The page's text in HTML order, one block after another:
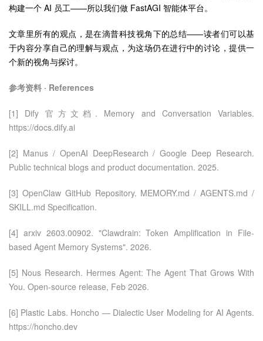
构建一个 AI 员工——所以我们做 FastAGI 智能体平台。
文章里所有的观点，是在滴普科技视角下的总结——读者们可以基
于内容分享自己的理解与观点，为这场仍在进行中的讨论，提供一
个新的视角与探讨。
参考资料 · References
[1] Dify 官方文档. Memory and Conversation Variables.
https://docs.dify.ai
[2] Manus / OpenAI DeepResearch / Google Deep Research.
Public technical blogs and product documentation. 2025.
[3] OpenClaw GitHub Repository. MEMORY.md / AGENTS.md /
SKILL.md Specification.
[4] arxiv 2603.00902. "Clawdrain: Token Amplification in File-
based Agent Memory Systems". 2026.
[5] Nous Research. Hermes Agent: The Agent That Grows With
You. Open-source release, Feb 2026.
[6] Plastic Labs. Honcho — Dialectic User Modeling for AI Agents.
https://honcho.dev